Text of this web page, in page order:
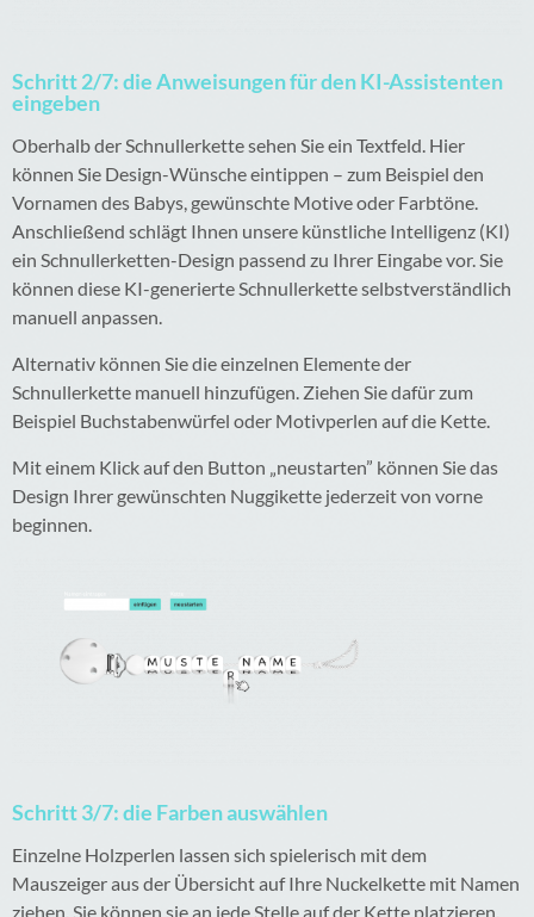
Schritt 2/7: die Anweisungen für den KI-Assistenten
eingeben
Oberhalb der Schnullerkette sehen Sie ein Textfeld. Hier
können Sie Design-Wünsche eintippen – zum Beispiel den
Vornamen des Babys, gewünschte Motive oder Farbtöne.
Anschließend schlägt Ihnen unsere künstliche Intelligenz (KI)
ein Schnullerketten-Design passend zu Ihrer Eingabe vor. Sie
können diese KI-generierte Schnullerkette selbstverständlich
manuell anpassen.
Alternativ können Sie die einzelnen Elemente der
Schnullerkette manuell hinzufügen. Ziehen Sie dafür zum
Beispiel Buchstabenwürfel oder Motivperlen auf die Kette.
Mit einem Klick auf den Button „neustarten” können Sie das
Design Ihrer gewünschten Nuggikette jederzeit von vorne
beginnen.
Schritt 3/7: die Farben auswählen
Einzelne Holzperlen lassen sich spielerisch mit dem
Mauszeiger aus der Übersicht auf Ihre Nuckelkette mit Namen
ziehen. Sie können sie an jede Stelle auf der Kette platzieren.